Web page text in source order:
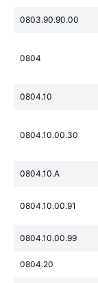
0803.90.90.00
0804
0804.10
0804.10.00.30
0804.10.A
0804.10.00.91
0804.10.00.99
0804.20